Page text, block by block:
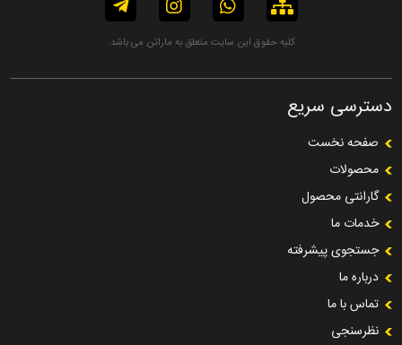
کلیه حقوق این سایت متعلق به ماراتن می باشد.
دسترسی سریع
صفحه نخست
محصولات
گارانتی محصول
خدمات ما
جستجوی پیشرفته
درباره ما
تماس با ما
نظرسنجی